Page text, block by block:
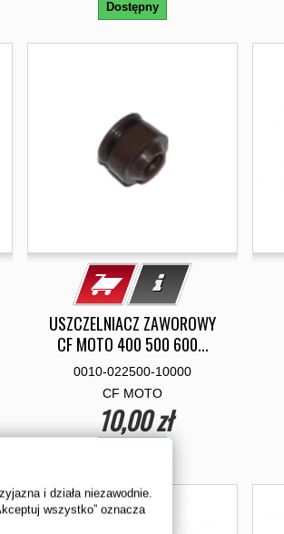
Dostępny
USZCZELNIACZ ZAWOROWY
CF MOTO 400 500 600...
0010-022500-10000
CF MOTO
10,00 zł
i działa niezawodnie.
wszystko” oznacza